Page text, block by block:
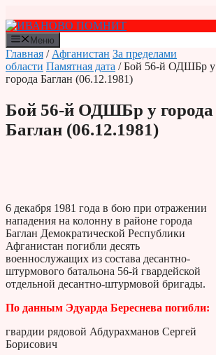
к
содержимому
Меню
Главная / Афганистан За пределами
области Памятная дата / Бой 56-й ОДШБр у
города Баглан (06.12.1981)
Бой 56-й ОДШБр у города
Баглан (06.12.1981)
6 декабря 1981 года в бою при отражении
нападения на колонну в районе города
Баглан Демократической Республики
Афганистан погибли десять
военнослужащих из состава десантно-
штурмового батальона 56-й гвардейской
отдельной десантно-штурмовой бригады.
По данным Эдуарда Береснева погибли:
гвардии рядовой Абдурахманов Сергей
Борисович